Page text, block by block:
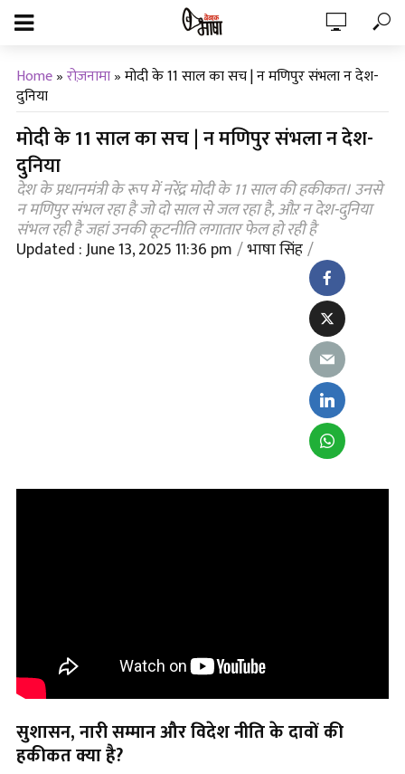
Home»रोज़नामा»मोदी के 11 साल का सच | न मणिपुर संभला न देश-
दुनिया
मोदी के 11 साल का सच | न मणिपुर संभला न देश-
दुनिया
देश के प्रधानमंत्री के रूप में नरेंद्र मोदी के 11 साल की हकीकत। उनसे
न मणिपुर संभल रहा है जो दो साल से जल रहा है, औऱ न देश-दुनिया
संभल रही है जहां उनकी कूटनीति लगातार फेल हो रही है
Updated : June 13, 2025 11:36 pm भाषा सिंह
सुशासन, नारी सम्मान और विदेश नीति के दावों की
हकीकत क्या है?